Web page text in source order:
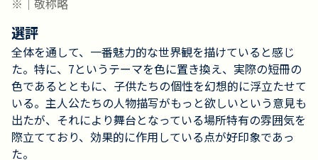
※｜敬称略
選評
全体を通して、一番魅力的な世界観を描けていると感じ
た。特に、7というテーマを色に置き換え、実際の短冊の
色であるとともに、子供たちの個性を幻想的に浮立たせて
いる。主人公たちの人物描写がもっと欲しいという意見も
出たが、それにより舞台となっている場所特有の雰囲気を
際立てており、効果的に作用している点が好印象であっ
た。